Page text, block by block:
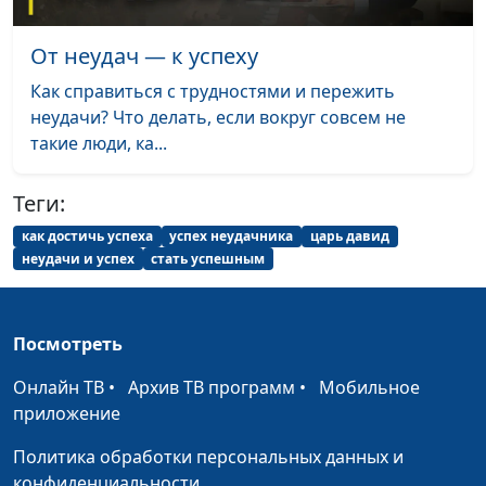
финансами
финансовому
менеджменту
Как управлять своим
менеджменту
Можно ли спастись
Юлия Синицына,
государственного
#20
От неудач — к успеху
Как справиться с трудностями и пережить
неудачи? Что делать, если вокруг совсем не
такие люди, ка...
Теги:
как достичь успеха успех неудачника
царь давид
неудачи и успех
стать успешным
Посмотреть
Онлайн ТВ • Архив ТВ программ • Мобильное
приложение
Политика обработки персональных данных и